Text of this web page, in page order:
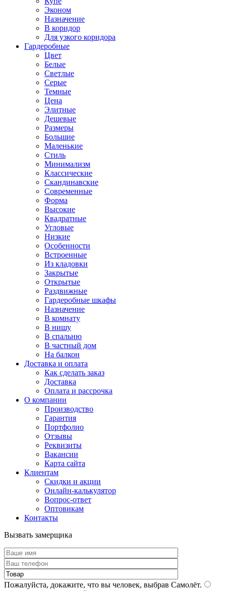
Эконом
Назначение
В коридор
Для узкого коридора
Гардеробные
Цвет
Белые
Светлые
Серые
Темные
Цена
Элитные
Дешевые
Размеры
Большие
Маленькие
Стиль
Минимализм
Классические
Скандинавские
Современные
Форма
Высокие
Квадратные
Угловые
Низкие
Особенности
Встроенные
Из кладовки
Закрытые
Открытые
Раздвижные
Гардеробные шкафы
Назначение
В комнату
В нишу
В спальню
В частный дом
На балкон
Доставка и оплата
Как сделать заказ
Доставка
Оплата и рассрочка
О компании
Производство
Гарантия
Портфолио
Отзывы
Реквизиты
Вакансии
Карта сайта
Клиентам
Скидки и акции
Онлайн-калькулятор
Вопрос-ответ
Оптовикам
Контакты
Вызвать замерщика
Пожалуйста, докажите, что вы человек, выбрав Самолёт.